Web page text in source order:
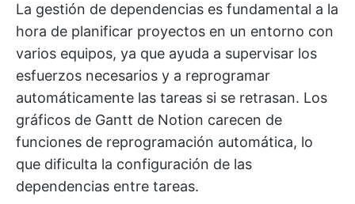
La gestión de dependencias es fundamental a la
hora de planificar proyectos en un entorno con
varios equipos, ya que ayuda a supervisar los
esfuerzos necesarios y a reprogramar
automáticamente las tareas si se retrasan. Los
gráficos de Gantt de Notion carecen de
funciones de reprogramación automática, lo
que dificulta la configuración de las
dependencias entre tareas.